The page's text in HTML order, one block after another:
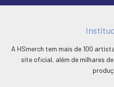
A HSmerch tem mais de 100
site oficial, além de milhares